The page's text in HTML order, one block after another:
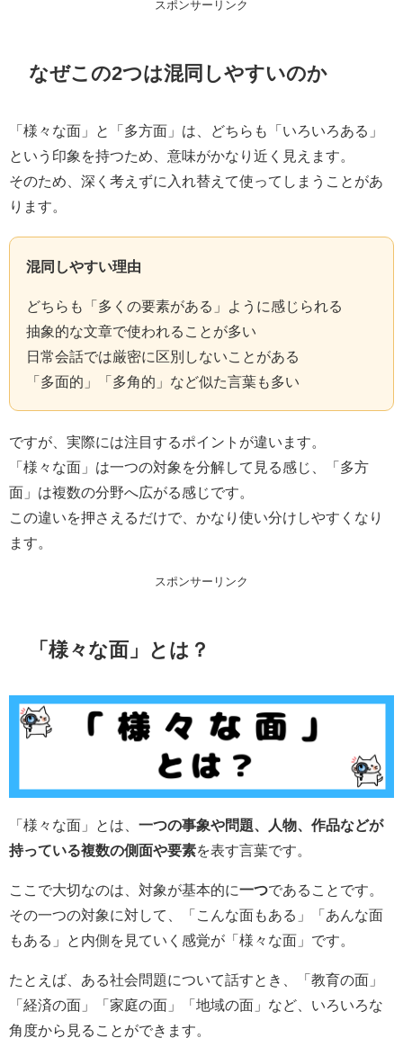
スポンサーリンク
なぜこの2つは混同しやすいのか
「様々な面」と「多方面」は、どちらも「いろいろある」
という印象を持つため、意味がかなり近く見えます。
そのため、深く考えずに入れ替えて使ってしまうことがあ
ります。
混同しやすい理由
どちらも「多くの要素がある」ように感じられる
抽象的な文章で使われることが多い
日常会話では厳密に区別しないことがある
「多面的」「多角的」など似た言葉も多い
ですが、実際には注目するポイントが違います。
「様々な面」は一つの対象を分解して見る感じ、「多方
面」は複数の分野へ広がる感じです。
この違いを押さえるだけで、かなり使い分けしやすくなり
ます。
スポンサーリンク
「様々な面」とは？
「様々な面」とは、 一つの事象や問題、人物、作品などが
持っている複数の側面や要素を表す言葉です。
ここで大切なのは、対象が基本的に一つであることです。
その一つの対象に対して、「こんな面もある」「あんな面
もある」と内側を見ていく感覚が「様々な面」です。
たとえば、ある社会問題について話すとき、「教育の面」
「経済の面」「家庭の面」「地域の面」など、いろいろな
角度から見ることができます。